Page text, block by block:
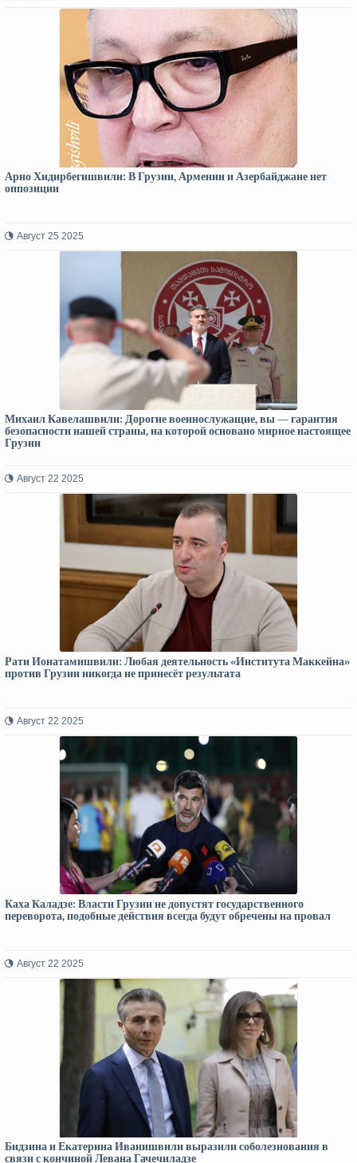
Арно Хидирбегишвили: В Грузии, Армении и Азербайджане нет
оппозиции
Август 25 2025
Михаил Кавелашвили: Дорогие военнослужащие, вы — гарантия
безопасности нашей страны, на которой основано мирное настоящее
Грузии
Август 22 2025
Рати Ионатамишвили: Любая деятельность «Института Маккейна»
против Грузии никогда не принесёт результата
Август 22 2025
Каха Каладзе: Власти Грузии не допустят государственного
переворота, подобные действия всегда будут обречены на провал
Август 22 2025
Бидзина и Екатерина Иванишвили выразили соболезнования в
связи с кончиной Левана Гачечиладзе